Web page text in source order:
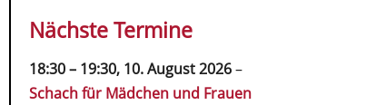
Nächste Termine
18:30– 19:30, 10. August 2026–
Schach für Mädchen und Frauen